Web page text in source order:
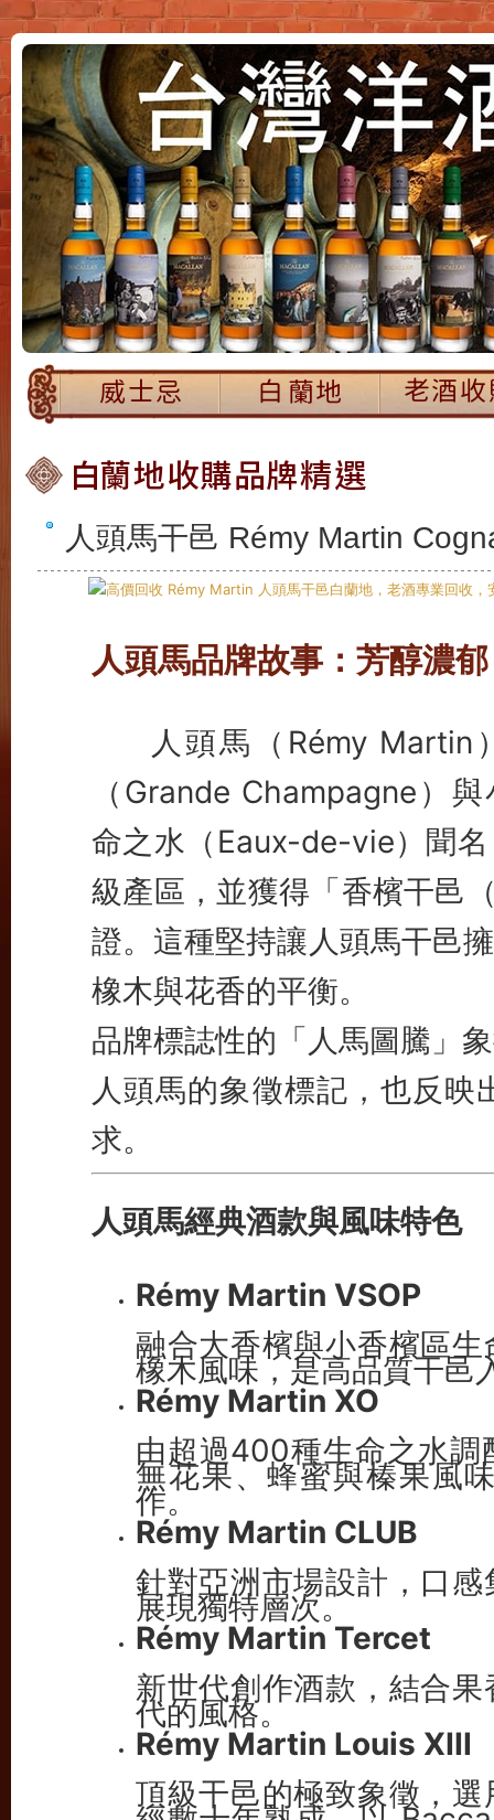
人頭馬干邑 Rémy Martin
人頭馬品牌故事：芳醇濃
人頭馬（Rémy Martin
（Grande Champagne）
命之水（Eaux-de-vie）聞
級產區，並獲得「香檳干邑
證。這種堅持讓人頭馬干邑
橡木與花香的平衡。
品牌標誌性的「人馬圖騰」
人頭馬的象徵標記，也反
求。
人頭馬經典酒款與風味特色
Rémy Martin VSOP
融合大香檳與小香檳區
橡木風味，是高品質干邑
Rémy Martin XO
由超過400種生命之水調
無花果、蜂蜜與榛果風
作。
Rémy Martin CLUB
針對亞洲市場設計，口
展現獨特層次。
Rémy Martin Tercet
新世代創作酒款，結合
代的風格。
Rémy Martin Louis XIII
頂級干邑的極致象徵，
經數十年熟成，以